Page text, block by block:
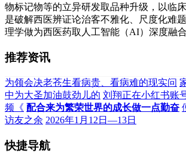
物标记物等的立异研发取品种升级，以临
是破解西医辨证论治客不雅化、尺度化难
理学做为西医药取人工智能（AI）深度融
推荐资讯
为领会决老苍生看病贵、看病难的现实问
中为大圣加油鼓劲儿的 刘翔正在小红书账
频《 配合来为繁荣世界的成长做一点勤奋
访友之余 2026年1月12日—13日
快捷导航